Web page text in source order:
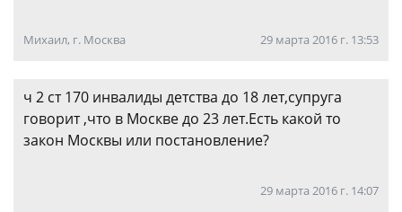
Михаил, г. Москва 29 марта 2016 г. 13:53
ч 2 ст 170 инвалиды детства до 18 лет,супруга
говорит ,что в Москве до 23 лет.Есть какой то
закон Москвы или постановление?
29 марта 2016 г. 14:07